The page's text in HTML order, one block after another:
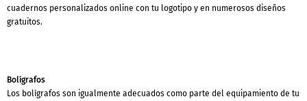
cuadernos personalizados online con tu logotipo y en numerosos diseños
gratuitos.
Bolígrafos
Los bolígrafos son igualmente adecuados como parte del equipamiento de tu